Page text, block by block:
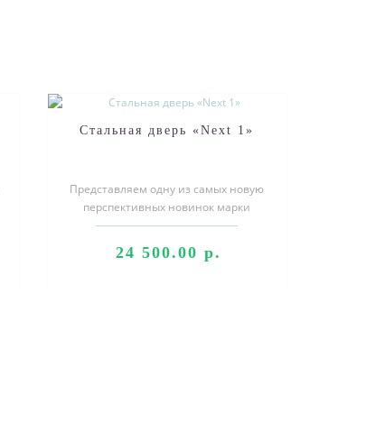
Стальная дверь «Next 1»
Представляем одну из самых новую
перспективных новинок марки
"Ателье стальных дверей". Входные
24 500.00 р.